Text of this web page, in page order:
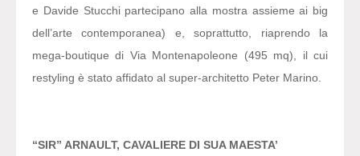
e Davide Stucchi partecipano alla mostra assieme ai big
dell’arte contemporanea) e, soprattutto, riaprendo la
mega-boutique di Via Montenapoleone (495 mq), il cui
restyling è stato affidato al super-architetto Peter Marino.
“SIR” ARNAULT, CAVALIERE DI SUA MAESTA’